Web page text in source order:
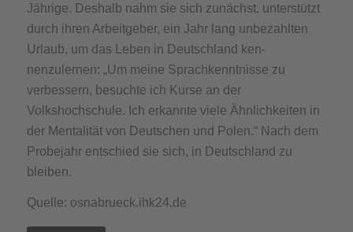
Jährige. Deshalb nahm sie sich zunächst, unterstützt
durch ihren Arbeitgeber, ein Jahr lang unbezahlten
Urlaub, um das Leben in Deutschland ken­
nenzulernen: „Um meine Sprachkenntnisse zu
verbessern, besuchte ich Kurse an der
Volkshochschule. Ich erkannte viele Ähnlich­keiten in
der Mentalität von Deutschen und Polen.“ Nach dem
Probejahr entschied sie sich, in Deutschland zu
bleiben.
Quelle: osnabrueck.ihk24.de